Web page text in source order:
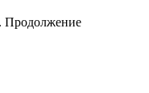
Продолжение